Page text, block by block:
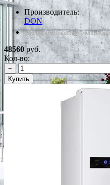
Производитель:
DON
*Наличие уточняйте у менеджера
48560руб.
Кол-во:
−
Купить